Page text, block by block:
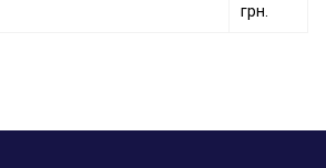
грн.